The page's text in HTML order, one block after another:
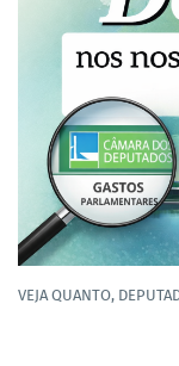
VEJA QUANTO,